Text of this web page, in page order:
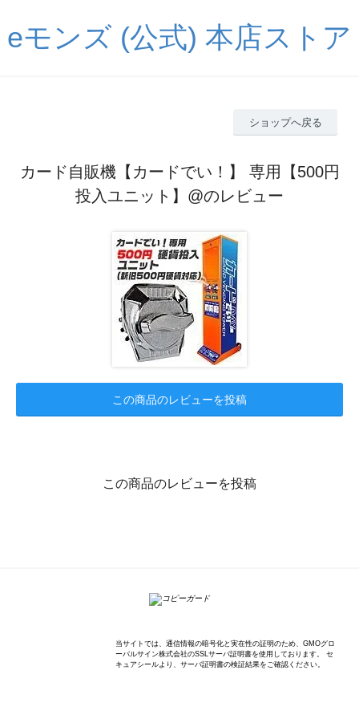
eモンズ (公式) 本店ストア
ショップへ戻る
カード自販機【カードでい！】 専用【500円
投入ユニット】@のレビュー
この商品のレビューを投稿
この商品のレビューを投稿
当サイトでは、通信情報の暗号化と実在性の証明のため、GMOグロ
ーバルサイン株式会社のSSLサーバ証明書を使用しております。 セ
キュアシールより、サーバ証明書の検証結果をご確認ください。